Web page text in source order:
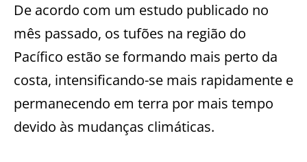
De acordo com um estudo publicado no
mês passado, os tufões na região do
Pacífico estão se formando mais perto da
costa, intensificando-se mais rapidamente e
permanecendo em terra por mais tempo
devido às mudanças climáticas.